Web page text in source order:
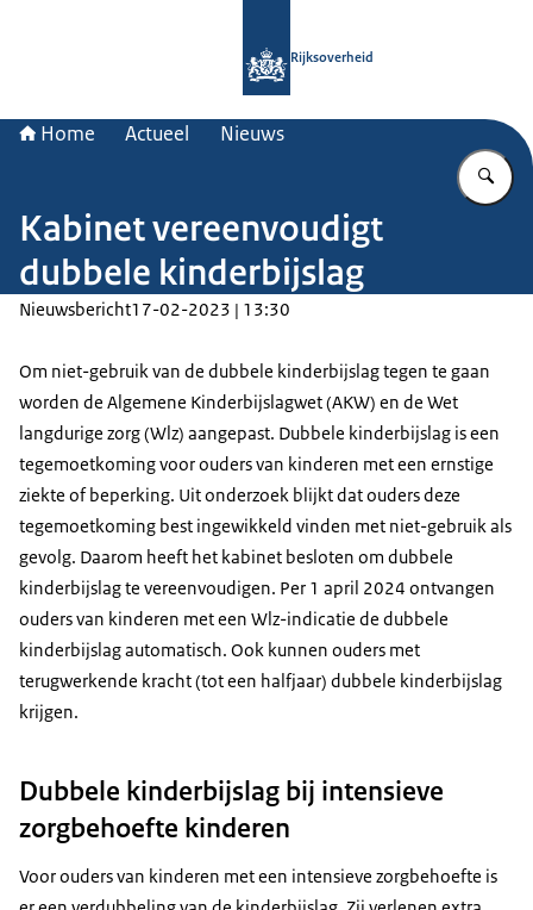
Rijksoverheid
Home Actueel Nieuws
Kabinet vereenvoudigt
dubbele kinderbijslag
Nieuwsbericht17-02-2023 | 13:30
Om niet-gebruik van de dubbele kinderbijslag tegen te gaan
worden de Algemene Kinderbijslagwet (AKW) en de Wet
langdurige zorg (Wlz) aangepast. Dubbele kinderbijslag is een
tegemoetkoming voor ouders van kinderen met een ernstige
ziekte of beperking. Uit onderzoek blijkt dat ouders deze
tegemoetkoming best ingewikkeld vinden met niet-gebruik als
gevolg. Daarom heeft het kabinet besloten om dubbele
kinderbijslag te vereenvoudigen. Per 1 april 2024 ontvangen
ouders van kinderen met een Wlz-indicatie de dubbele
kinderbijslag automatisch. Ook kunnen ouders met
terugwerkende kracht (tot een halfjaar) dubbele kinderbijslag
krijgen.
Dubbele kinderbijslag bij intensieve
zorgbehoefte kinderen
Voor ouders van kinderen met een intensieve zorgbehoefte is